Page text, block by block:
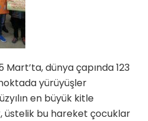
Mart’ta, dünya çapında 123
yürüyüşler
en büyük kitle
üstelik bu hareket çocuklar